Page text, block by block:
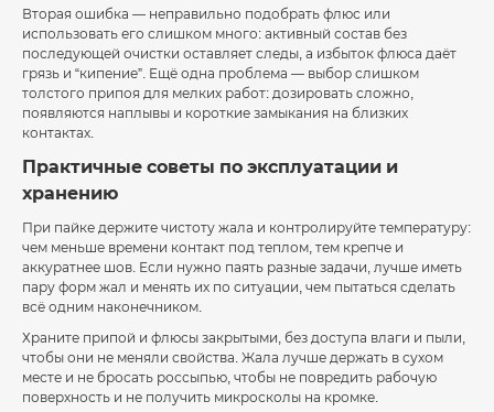
Вторая ошибка — неправильно подобрать флюс или
использовать его слишком много: активный состав без
последующей очистки оставляет следы, а избыток флюса даёт
грязь и “кипение”. Ещё одна проблема — выбор слишком
толстого припоя для мелких работ: дозировать сложно,
появляются наплывы и короткие замыкания на близких
контактах.
Практичные советы по эксплуатации и
хранению
При пайке держите чистоту жала и контролируйте температуру:
чем меньше времени контакт под теплом, тем крепче и
аккуратнее шов. Если нужно паять разные задачи, лучше иметь
пару форм жал и менять их по ситуации, чем пытаться сделать
всё одним наконечником.
Храните припой и флюсы закрытыми, без доступа влаги и пыли,
чтобы они не меняли свойства. Жала лучше держать в сухом
месте и не бросать россыпью, чтобы не повредить рабочую
поверхность и не получить микросколы на кромке.